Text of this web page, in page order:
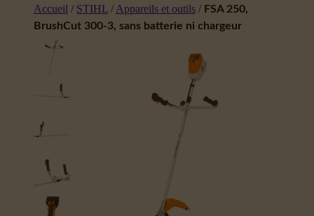
Accueil / STIHL / Appareils et outils / FSA 250,
BrushCut 300-3, sans batterie ni chargeur